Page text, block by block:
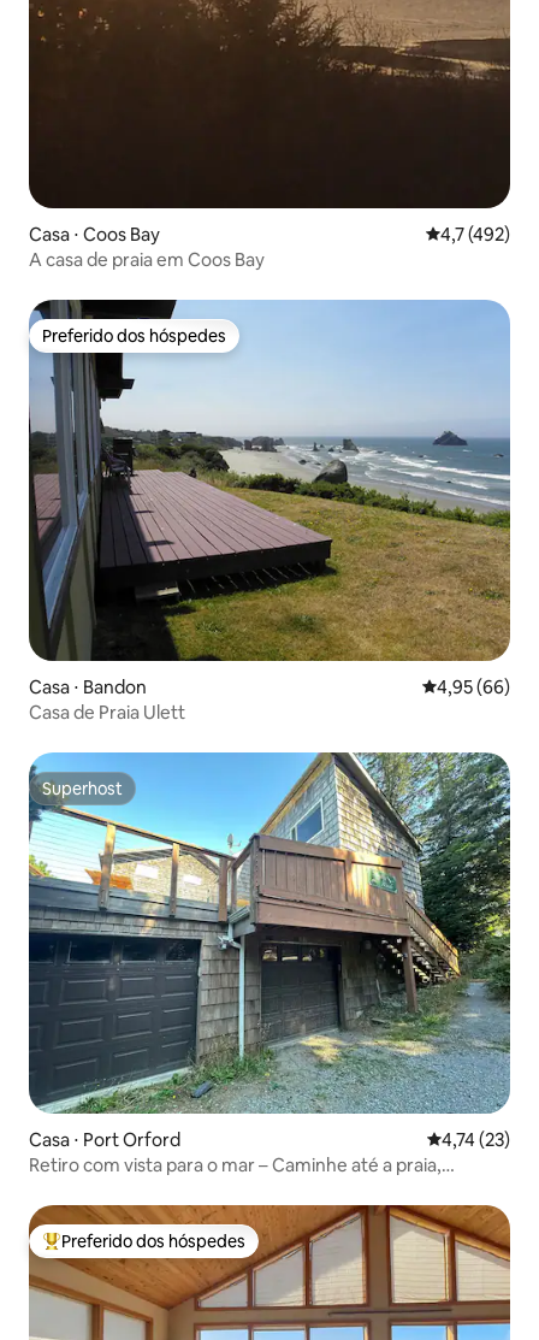
Casa ⋅ Coos Bay 4,7 de uma
4,7 (492)
A casa de praia em Coos Bay
Preferido dos hóspedes
Preferido dos hóspedes
Casa ⋅ Bandon 4,95 de uma
4,95 (66)
Casa de Praia Ulett
Superhost
Superhost
Casa ⋅ Port Orford 4,74 de uma
4,74 (23)
Retiro com vista para o mar – Caminhe até a praia,
Entre os melhores preferidos dos hóspedes
Preferido dos hóspedes